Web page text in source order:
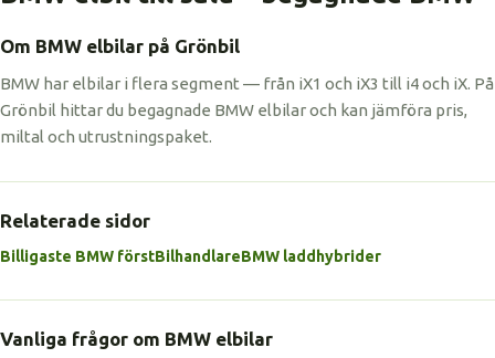
Om BMW elbilar på Grönbil
BMW har elbilar i flera segment — från iX1 och iX3 till i4 och iX. På
Grönbil hittar du begagnade BMW elbilar och kan jämföra pris,
miltal och utrustningspaket.
Relaterade sidor
Billigaste BMW förstBilhandlareBMW laddhybrider
Vanliga frågor om BMW elbilar